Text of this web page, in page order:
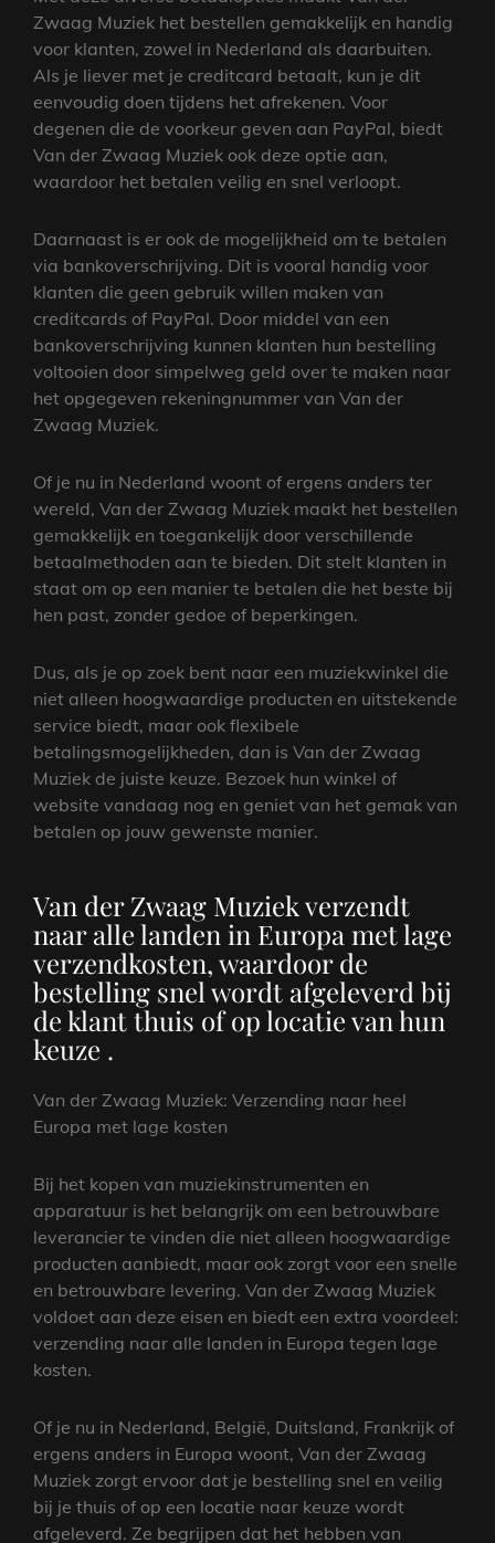
Zwaag Muziek het bestellen gemakkelijk en handig
voor klanten, zowel in Nederland als daarbuiten.
Als je liever met je creditcard betaalt, kun je dit
eenvoudig doen tijdens het afrekenen. Voor
degenen die de voorkeur geven aan PayPal, biedt
Van der Zwaag Muziek ook deze optie aan,
waardoor het betalen veilig en snel verloopt.
Daarnaast is er ook de mogelijkheid om te betalen
via bankoverschrijving. Dit is vooral handig voor
klanten die geen gebruik willen maken van
creditcards of PayPal. Door middel van een
bankoverschrijving kunnen klanten hun bestelling
voltooien door simpelweg geld over te maken naar
het opgegeven rekeningnummer van Van der
Zwaag Muziek.
Of je nu in Nederland woont of ergens anders ter
wereld, Van der Zwaag Muziek maakt het bestellen
gemakkelijk en toegankelijk door verschillende
betaalmethoden aan te bieden. Dit stelt klanten in
staat om op een manier te betalen die het beste bij
hen past, zonder gedoe of beperkingen.
Dus, als je op zoek bent naar een muziekwinkel die
niet alleen hoogwaardige producten en uitstekende
service biedt, maar ook flexibele
betalingsmogelijkheden, dan is Van der Zwaag
Muziek de juiste keuze. Bezoek hun winkel of
website vandaag nog en geniet van het gemak van
betalen op jouw gewenste manier.
Van der Zwaag Muziek verzendt
naar alle landen in Europa met lage
verzendkosten, waardoor de
bestelling snel wordt afgeleverd bij
de klant thuis of op locatie van hun
keuze .
Van der Zwaag Muziek: Verzending naar heel
Europa met lage kosten
Bij het kopen van muziekinstrumenten en
apparatuur is het belangrijk om een betrouwbare
leverancier te vinden die niet alleen hoogwaardige
producten aanbiedt, maar ook zorgt voor een snelle
en betrouwbare levering. Van der Zwaag Muziek
voldoet aan deze eisen en biedt een extra voordeel:
verzending naar alle landen in Europa tegen lage
kosten.
Of je nu in Nederland, België, Duitsland, Frankrijk of
ergens anders in Europa woont, Van der Zwaag
Muziek zorgt ervoor dat je bestelling snel en veilig
bij je thuis of op een locatie naar keuze wordt
afgeleverd. Ze begrijpen dat het hebben van